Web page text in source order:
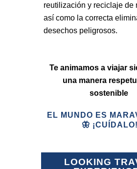
reutilización y reciclaje de
así como la correcta
desechos peligrosos.
Te animamos a viajar
una manera
sostenible
EL MUNDO ES
🦋 ¡CUÍDALO!
LOOKING